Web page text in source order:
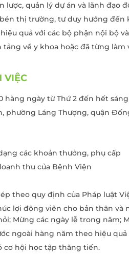
lược, quản lý dự án và lãnh đạo
thị trường, tư duy hướng đến
quả với các bộ phận nội bộ
về y khoa hoặc đã từng
VIỆC
hàng ngày từ Thứ 2 đến hết
phường Láng Thượng, quận
các khoản thưởng, phụ cấp
thu của Bệnh Viện
theo quy định của Pháp luật
lợi động viên cho bản thân
Mừng các ngày lễ trong năm;
ngoài hàng năm theo hiệu quả
cơ hội học tập thăng tiến.